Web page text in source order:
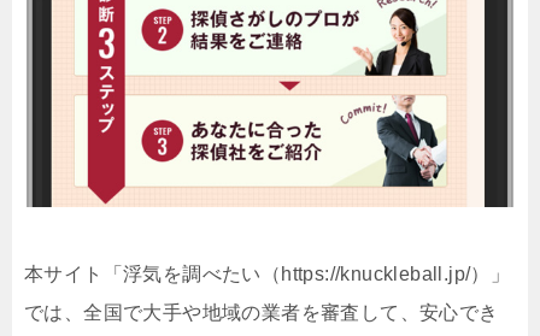
本サイト「浮気を調べたい（https://knuckleball.jp/）」
では、全国で大手や地域の業者を審査して、安心でき